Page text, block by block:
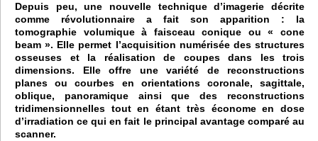
Depuis peu, une nouvelle technique d’imagerie décrite
comme révolutionnaire a fait son apparition : la
tomographie volumique à faisceau conique ou « cone
beam ». Elle permet l’acquisition numérisée des structures
osseuses et la réalisation de coupes dans les trois
dimensions. Elle offre une variété de reconstructions
planes ou courbes en orientations coronale, sagittale,
oblique, panoramique ainsi que des reconstructions
tridimensionnelles tout en étant très économe en dose
d’irradiation ce qui en fait le principal avantage comparé au
scanner.